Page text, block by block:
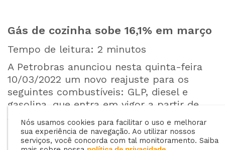
Gás de cozinha sobe 16,1% em março
Tempo de leitura: 2 minutos
A Petrobras anunciou nesta quinta-feira
10/03/2022 um novo reajuste para os
seguintes combustíveis: GLP, diesel e
gasolina, que entra em vigor a partir de
sexta-feira 11/03/2022.
Nós usamos cookies para facilitar o uso e melhorar
sua experiência de navegação. Ao utilizar nossos
serviços, você concorda com tal monitoramento. Saiba